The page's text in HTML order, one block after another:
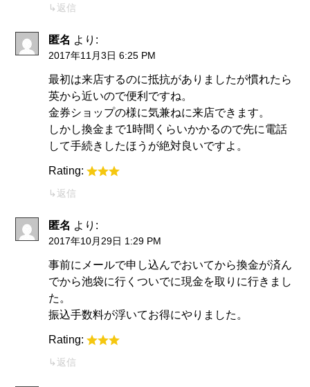
返信
匿名 より:
2017年11月3日 6:25 PM
最初は来店するのに抵抗がありましたが慣れたら
英から近いので便利ですね。
金券ショップの様に気兼ねに来店できます。
しかし換金まで1時間くらいかかるので先に電話
して手続きしたほうが絶対良いですよ。
Rating:
返信
匿名 より:
2017年10月29日 1:29 PM
事前にメールで申し込んでおいてから換金が済ん
でから池袋に行くついでに現金を取りに行きまし
た。
振込手数料が浮いてお得にやりました。
Rating:
返信